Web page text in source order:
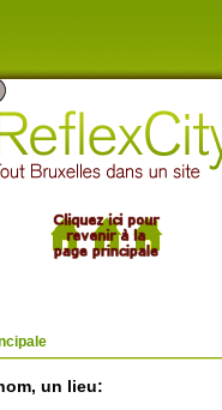
un lieu: